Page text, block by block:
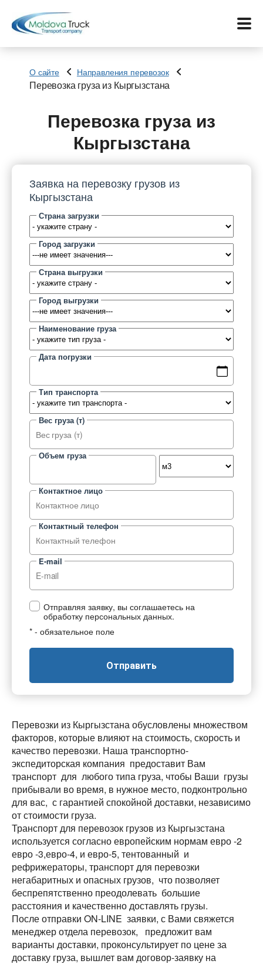
Перевозки
Услуги
Контакты
Биржа
Язык:
О сайте Направления перевозок
Перевозка груза из Кыргызстана
Перевозка груза из
Кыргызстана
Заявка на перевозку грузов из
Кыргызстана
Страна загрузки
Город загрузки
Страна выгрузки
Город выгрузки
Наименование груза
Дата погрузки
Тип транспорта
Вес груза (т)
Объем груза
Контактное лицо
Контактный телефон
E-mail
Отправляя заявку, вы соглашаетесь на
обработку персональных данных.
* - обязательное поле
Отправить
Перевозки из Кыргызстана обусловлены множеством
факторов, которые влияют на стоимость, скорость и
качество перевозки. Наша транспортно-
экспедиторская компания предоставит Вам
транспорт для любого типа груза, чтобы Ваши грузы
прибывали во время, в нужное место, подконтрольно
для вас, с гарантией спокойной доставки, независимо
от стоимости груза.
Транспорт для перевозок грузов из Кыргызстана
используется согласно европейским нормам евро -2
евро -3,евро-4, и евро-5, тентованный и
рефрижераторы, транспорт для перевозки
негабаритных и опасных грузов, что позволяет
беспрепятственно преодолевать большие
расстояния и качественно доставлять грузы.
После отправки ON-LINE заявки, с Вами свяжется
менеджер отдела перевозок, предложит вам
варианты доставки, проконсультирует по цене за
доставку груза, вышлет вам договор-заявку на